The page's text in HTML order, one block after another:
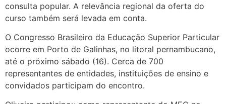
consulta popular. A relevância regional da oferta do
curso também será levada em conta.
O Congresso Brasileiro da Educação Superior Particular
ocorre em Porto de Galinhas, no litoral pernambucano,
até o próximo sábado (16). Cerca de 700
representantes de entidades, instituições de ensino e
convidados participam do encontro.